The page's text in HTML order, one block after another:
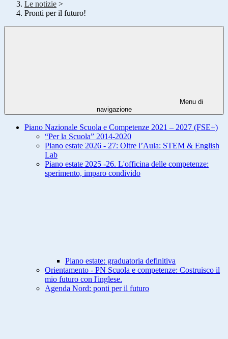
Le notizie >
Pronti per il futuro!
Menu di
navigazione
Piano Nazionale Scuola e Competenze 2021 – 2027 (FSE+)
“Per la Scuola” 2014-2020
Piano estate 2026 - 27: Oltre l’Aula: STEM & English
Lab
Piano estate 2025 -26. L'officina delle competenze:
sperimento, imparo condivido
Piano estate: graduatoria definitiva
Orientamento - PN Scuola e competenze: Costruisco il
mio futuro con l'inglese.
Agenda Nord: ponti per il futuro